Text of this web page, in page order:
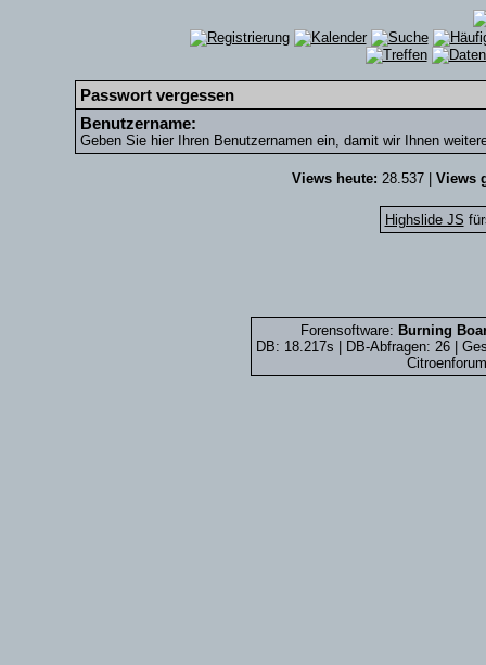
Passwort vergessen
Benutzername:
Geben Sie hier Ihren Benutzernamen ein, damit wir Ihnen
Views heute: 28.537 | Views
Highslide JS
Forensoftware: Burning
DB: 18.217s | DB-Abfragen: 26 |